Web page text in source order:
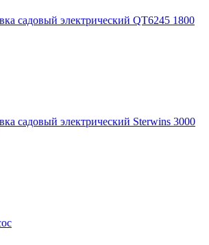
садовый электрический QT6245 1800
садовый электрический Sterwins 3000